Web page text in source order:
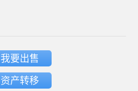
我要出售
资产转移